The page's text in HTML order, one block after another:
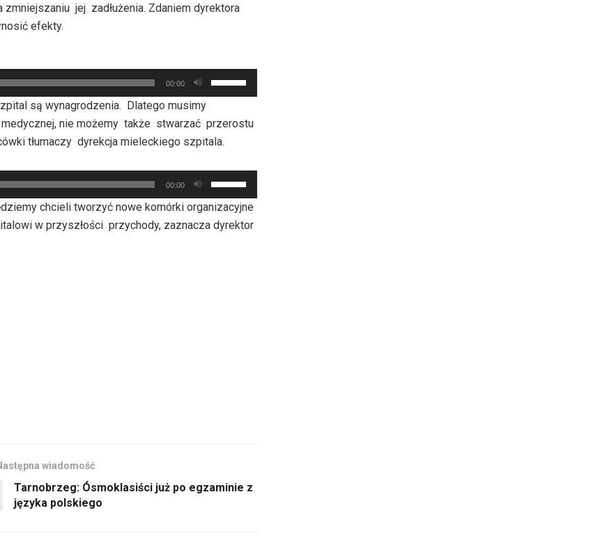
jej zadłużenia. Zdaniem dyrektora
efekty.
00:00
strzałek
góry
oraz
dołu
aby
zwiększyć
są wynagrodzenia. Dlatego musimy
nie możemy także stwarzać przerostu
tłumaczy dyrekcja mieleckiego szpitala.
00:00
strzałek
do
góry
chcieli tworzyć nowe komórki organizacyjne
w przyszłości przychody, zaznacza dyrektor
wiadomość
Tarnobrzeg: Ósmoklasiści już po egzaminie z
języka polskiego